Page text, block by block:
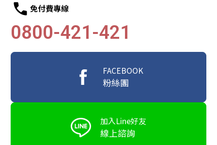
免付費專線
0800-421-421
FACEBOOK
粉絲團
加入Line好友
線上諮詢